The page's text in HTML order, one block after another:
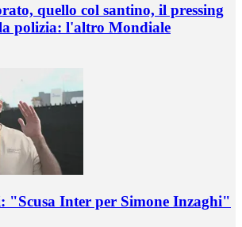
quello col santino, il pressing
polizia: l'altro Mondiale
"Scusa Inter per Simone Inzaghi"